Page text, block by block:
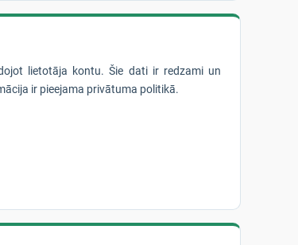
lietotāja kontu. Šie dati ir redzami un
ir pieejama privātuma politikā.